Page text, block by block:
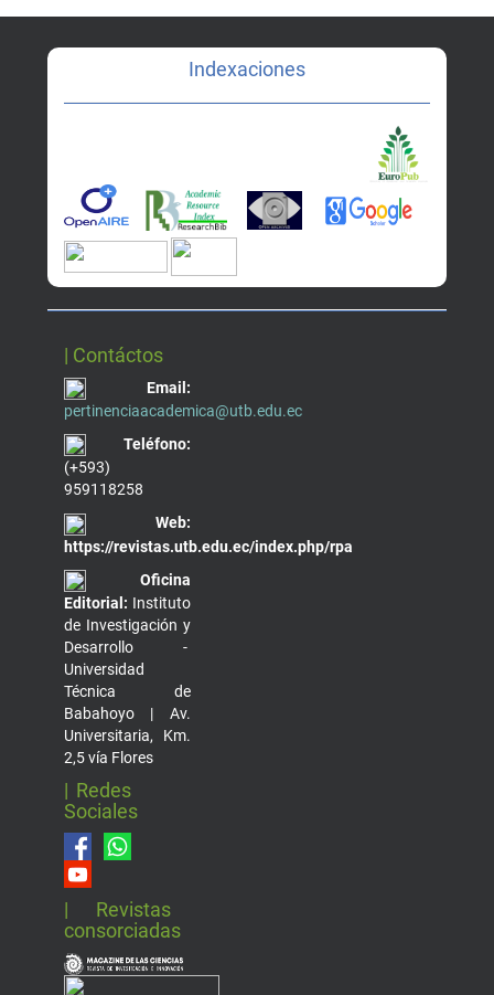
Indexaciones
| Contáctos
Email:
pertinenciaacademica@utb.edu.ec
Teléfono:
(+593)
959118258
Web:
https://revistas.utb.edu.ec/index.php/rpa
Oficina
Editorial: Instituto
de Investigación y
Desarrollo -
Universidad
Técnica de
Babahoyo | Av.
Universitaria, Km.
2,5 vía Flores
| Redes
Sociales
| Revistas
consorciadas